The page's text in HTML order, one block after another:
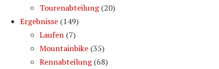
Tourenabteilung(20)
Ergebnisse (149)
Laufen (7)
Mountainbike (35)
Rennabteilung(68)